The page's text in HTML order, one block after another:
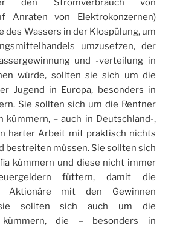
den Stromverbrauch von
Anraten von Elektrokonzernen)
des Wassers in der Klospülung, um
umzusetzen, der
und -verteilung in
würde, sollten sie sich um die
Jugend in Europa, besonders in
Sie sollten sich um die Rentner
kümmern, – auch in Deutschland-,
harter Arbeit mit praktisch nichts
bestreiten müssen. Sie sollten sich
kümmern und diese nicht immer
füttern, damit die
Aktionäre mit den Gewinnen
sie sollten sich auch um die
kümmern, die – besonders in